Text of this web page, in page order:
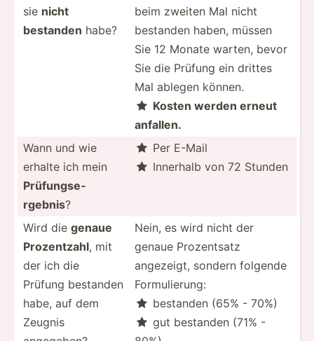
sie nicht
bestanden habe?
beim zweiten Mal nicht
bestanden haben, müssen
Sie 12 Monate warten, bevor
Sie die Prüfung ein drittes
Mal ablegen können.
 Kosten werden erneut
anfallen.
Wann und wie
erhalte ich mein
Prüfun­gse­
rgebnis?
 Per E-Mail
 Innerhalb von 72 Stunden
Wird die genaue
Prozen­tzahl, mit
der ich die
Prüfung bestanden
habe, auf dem
Zeugnis
Nein, es wird nicht der
genaue Prozen­tsatz
angezeigt, sondern folgende
Formul­ierung:
 bestanden (65% - 70%)
 gut bestanden (71% -